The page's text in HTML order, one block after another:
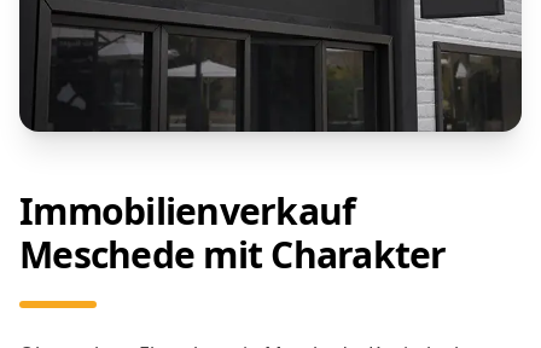
Immobilienverkauf
Meschede mit Charakter